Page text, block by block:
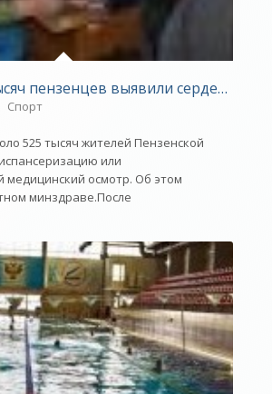
пензенцев выявили сердечно-
Спорт
525 тысяч жителей Пензенской
или
медицинский осмотр. Об этом
минздраве.После